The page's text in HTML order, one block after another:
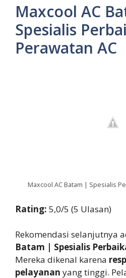
Maxcool AC
Spesialis
Perawatan AC
Maxcool AC Batam | Spesialis
Rating: 5,0/5 (5 Ulasan)
Rekomendasi selanjutnya
Batam | Spesialis
Mereka dikenal karena
pelayanan yang tinggi.